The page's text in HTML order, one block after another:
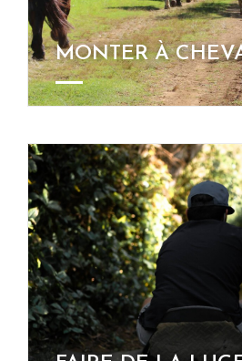
MONTER À